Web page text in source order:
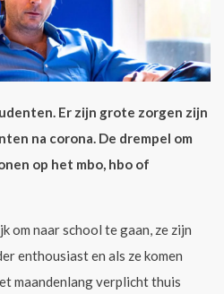
Er zijn grote zorgen zijn
na corona. De drempel om
op het mbo, hbo of
om naar school te gaan, ze zijn
enthousiast en als ze komen
maandenlang verplicht thuis